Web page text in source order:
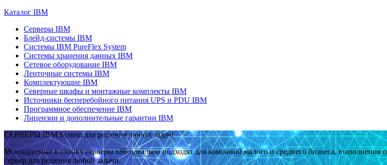
Каталог IBM
Серверы IBM
Блейд-системы IBM
Системы IBM PureFlex System
Системы хранения данных IBM
Сетевое оборудование IBM
Ленточные системы IBM
Комплектующие IBM
Северные шкафы и монтажные комплекты IBM
Источники бесперебойного питания UPS и PDU IBM
Программное обеспечение IBM
Лицензии и дополнительные гарантии IBM
СЕРВЕРЫ IBM System для решения любых задач!
Монтируемые в стойку серверы x86 идеально подходят для компаний малого и среднего бизнеса,
сервер для решения любой задачи.